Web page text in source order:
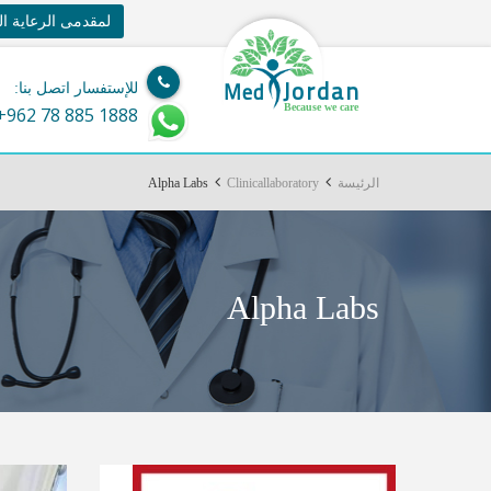
لمقدمى الرعاية
Med Jordan
Because we care
للإستفسار اتصل بنا:
78 885 1888
الرئيسة Clinicallaboratory
Alpha Labs
Alpha Labs